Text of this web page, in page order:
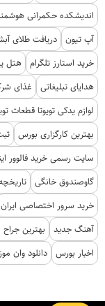
اندیشکده حکمرانی
آپ تیون دریافت طلای
خرید استارز تلگرام
هتل
هدایای تبلیغاتی
غذای
لوازم یدکی تویوتا قطعات
بهترین کارگزاری بورس
سایت رسمی خرید فالوور
گاوصندوق خانگی
خرید سرور اختصاصی ایران
آهنگ جدید
بهترین
اخبار بورس
دانلود وان